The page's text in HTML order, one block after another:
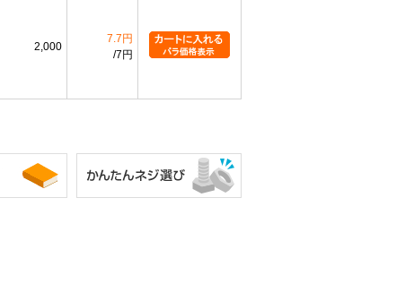
2,000
7.7円
7円